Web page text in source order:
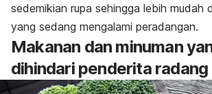
sedemikian rupa sehingga lebih mudah
yang sedang mengalami peradangan.
Makanan dan minuman
dihindari penderita radang